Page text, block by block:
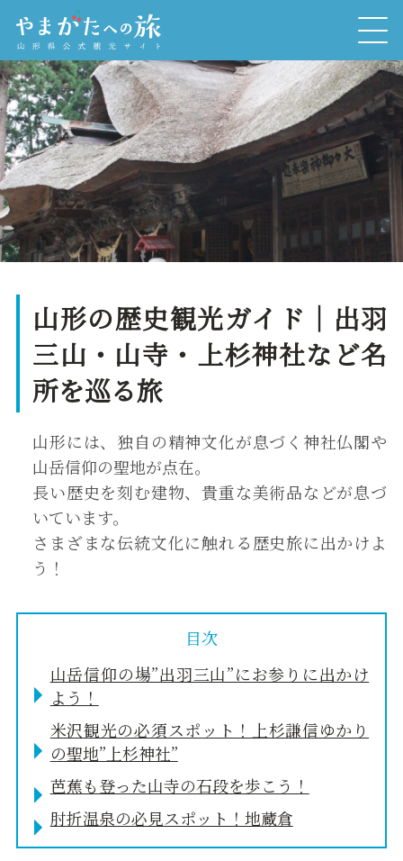
山形の歴史観光ガイド｜出羽
三山・山寺・上杉神社など名
所を巡る旅
山形には、独自の精神文化が息づく神社仏閣や
山岳信仰の聖地が点在。
長い歴史を刻む建物、貴重な美術品などが息づ
いています。
さまざまな伝統文化に触れる歴史旅に出かけよ
う！
目次
山岳信仰の場”出羽三山”にお参りに出かけ
よう！
米沢観光の必須スポット！上杉謙信ゆかり
の聖地”上杉神社”
芭蕉も登った山寺の石段を歩こう！
肘折温泉の必見スポット！地蔵倉